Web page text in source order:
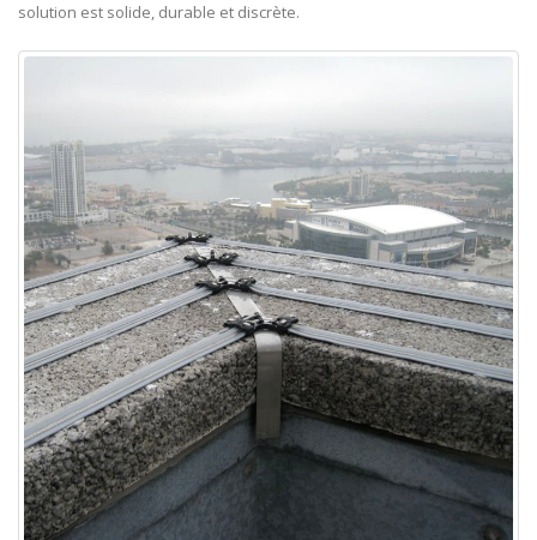
solution est solide, durable et discrète.